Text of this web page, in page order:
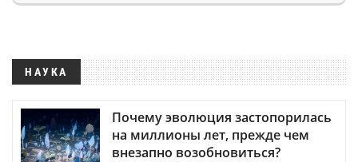
НАУКА
Почему эволюция застопорилась
на миллионы лет, прежде чем
внезапно возобновиться?